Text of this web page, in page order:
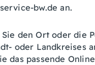
bw.de an.
Sie den Ort oder die
oder Landkreises
das passende